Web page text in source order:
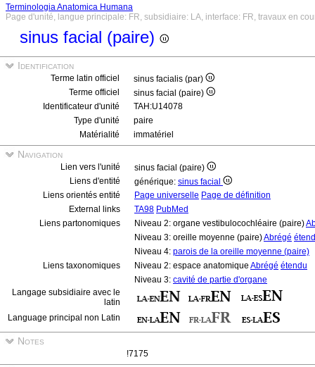
Terminologia Anatomica Humana
Page d'unité, langue principale: FR, subsidiaire: LA, interface: FR, travaux en
sinus facial (paire)
Identification
Terme latin officiel
sinus facialis (par)
Terme officiel
sinus facial (paire)
Identificateur d'unité
TAH:U14078
Type d'unité
paire
Matérialité
immatériel
Navigation
Lien vers l'unité
sinus facial (paire)
Liens d'entité
générique: sinus facial
Liens orientés entité
Page universelle Page de définition
External links
TA98 PubMed
Liens partonomiques
Niveau 2: organe vestibulocochléaire (paire)
Niveau 3: oreille moyenne (paire)Abrégé
Niveau 4: parois de la oreille moyenne (paire)
Liens taxonomiques
Niveau 2: espace anatomique Abrégé étendu
Niveau 3: cavité de partie d'organe
Langage subsidiaire avec le
latin
Language principal non Latin
Notes
!7175